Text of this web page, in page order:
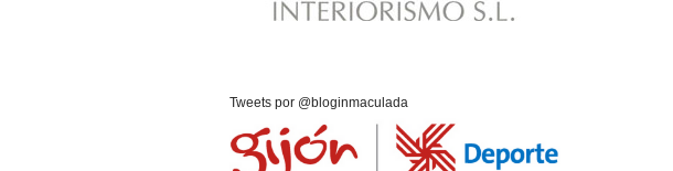
Tweets por @bloginmaculada